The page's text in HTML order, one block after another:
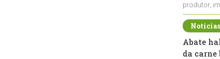
produtor,
de leite cru
Abate
da